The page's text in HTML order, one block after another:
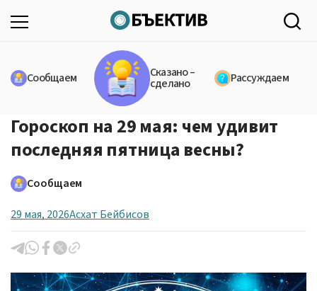
Сообщаем Сказано –
сделано Рассуждаем
Гороскоп на 29 мая: чем удивит
последняя пятница весны?
Сообщаем
29 мая, 2026Асхат Бейбисов